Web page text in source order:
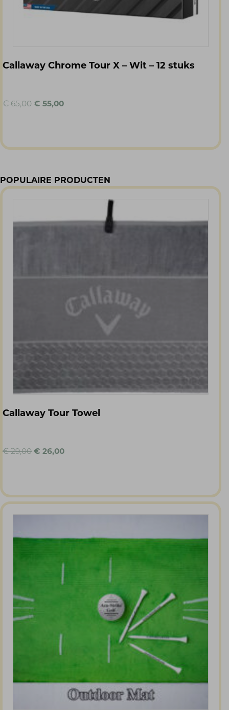
Callaway Chrome Tour X – Wit – 12 stuks
€65,00 Oorspronkelijke
€ 55,00Huidige
POPULAIRE PRODUCTEN
Callaway Tour Towel
€29,00 Oorspronkelijke
€ 26,00Huidige